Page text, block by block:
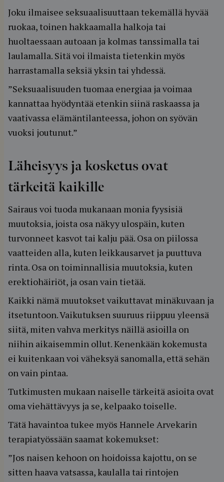
Joku ilmaisee seksuaalisuuttaan tekemällä hyvää
ruokaa, toinen hakkaamalla halkoja tai
huoltaessaan autoaan ja kolmas tanssimalla tai
laulamalla. Sitä voi ilmaista tietenkin myös
harrastamalla seksiä yksin tai yhdessä.
”Seksuaalisuuden tuomaa energiaa ja voimaa
kannattaa hyödyntää etenkin siinä raskaassa ja
vaativassa elämäntilanteessa, johon on syövän
vuoksi joutunut.”
Läheisyys ja kosketus ovat
tärkeitä kaikille
Sairaus voi tuoda mukanaan monia fyysisiä
muutoksia, joista osa näkyy ulospäin, kuten
turvonneet kasvot tai kalju pää. Osa on piilossa
vaatteiden alla, kuten leikkausarvet ja puuttuva
rinta. Osa on toiminnallisia muutoksia, kuten
erektiohäiriöt, ja osan vain tietää.
Kaikki nämä muutokset vaikuttavat minäkuvaan ja
itsetuntoon. Vaikutuksen suuruus riippuu yleensä
siitä, miten vahva merkitys näillä asioilla on
niihin aikaisemmin ollut. Kenenkään kokemusta
ei kuitenkaan voi väheksyä sanomalla, että sehän
on vain pintaa.
Tutkimusten mukaan naiselle tärkeitä asioita ovat
oma viehättävyys ja se, kelpaako toiselle.
Tätä havaintoa tukee myös Hannele Arvekarin
terapiatyössään saamat kokemukset:
”Jos naisen kehoon on hoidoissa kajottu, on se
sitten haava vatsassa, kaulalla tai rintojen